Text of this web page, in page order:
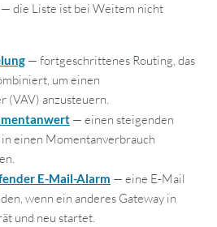
die Liste ist bei Weitem nicht
— fortgeschrittenes Routing, das
um einen
(VAV) anzusteuern.
— einen steigenden
einen Momentanverbrauch
E-Mail-Alarm — eine E-Mail
wenn ein anderes Gateway in
und neu startet.